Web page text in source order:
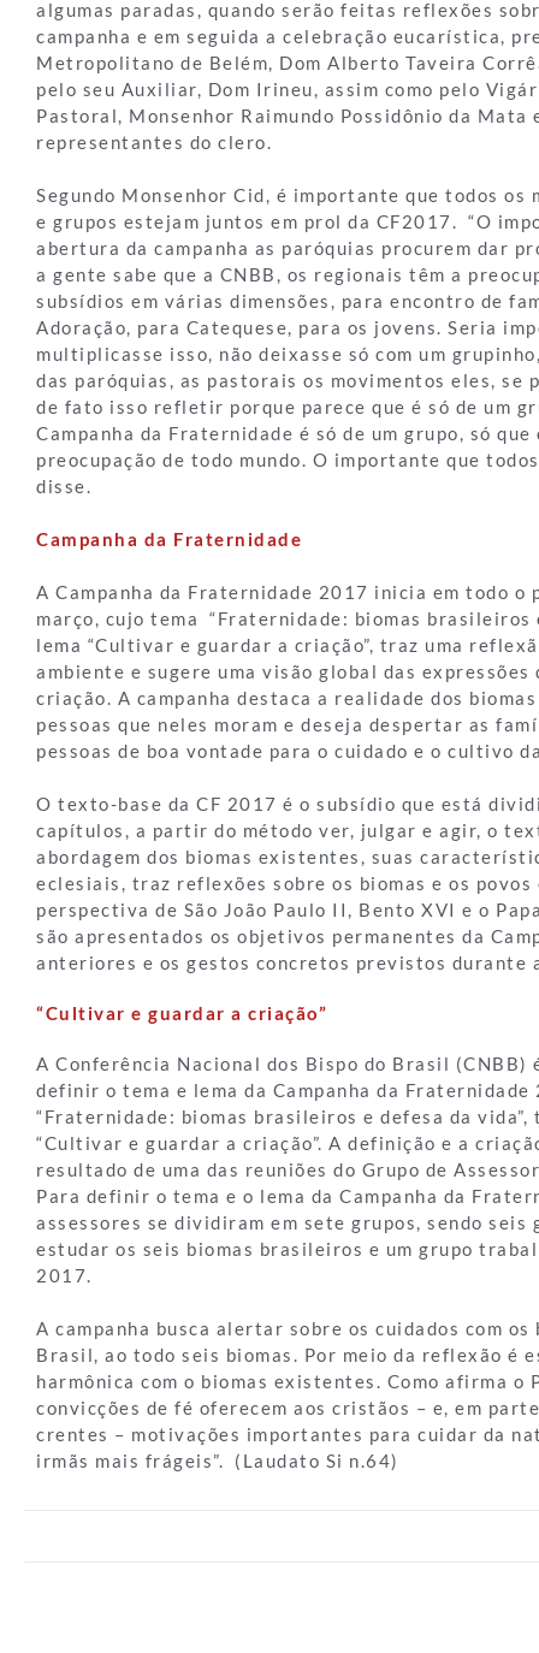
algumas paradas, quando serão feitas reflexões
campanha e em seguida a celebração eucarística,
Metropolitano de Belém, Dom Alberto Taveira
pelo seu Auxiliar, Dom Irineu, assim como pelo
Pastoral, Monsenhor Raimundo Possidônio da Mata
representantes do clero.
Segundo Monsenhor Cid, é importante que todos os
e grupos estejam juntos em prol da CF2017. “O
abertura da campanha as paróquias procurem dar
a gente sabe que a CNBB, os regionais têm a
subsídios em várias dimensões, para encontro de
Adoração, para Catequese, para os jovens. Seria
multiplicasse isso, não deixasse só com um
das paróquias, as pastorais os movimentos eles, se
de fato isso refletir porque parece que é só de um
Campanha da Fraternidade é só de um grupo, só que
preocupação de todo mundo. O importante que todos
disse.
Campanha da Fraternidade
A Campanha da Fraternidade 2017 inicia em todo o
março, cujo tema “Fraternidade: biomas brasileiros
lema “Cultivar e guardar a criação”, traz uma
ambiente e sugere uma visão global das expressões
criação. A campanha destaca a realidade dos
pessoas que neles moram e deseja despertar as
pessoas de boa vontade para o cuidado e o cultivo
O texto-base da CF 2017 é o subsídio que está
capítulos, a partir do método ver, julgar e agir, o
abordagem dos biomas existentes, suas
eclesiais, traz reflexões sobre os biomas e os
perspectiva de São João Paulo II, Bento XVI e o
são apresentados os objetivos permanentes da
anteriores e os gestos concretos previstos durante
“Cultivar e guardar a criação”
A Conferência Nacional dos Bispo do Brasil (CNBB)
definir o tema e lema da Campanha da Fraternidade
“Fraternidade: biomas brasileiros e defesa da vida”,
“Cultivar e guardar a criação”. A definição e a
resultado de uma das reuniões do Grupo de
Para definir o tema e o lema da Campanha da
assessores se dividiram em sete grupos, sendo seis
estudar os seis biomas brasileiros e um grupo
2017.
A campanha busca alertar sobre os cuidados com
Brasil, ao todo seis biomas. Por meio da reflexão é
harmônica com o biomas existentes. Como afirma o
convicções de fé oferecem aos cristãos – e, em
crentes – motivações importantes para cuidar da
irmãs mais frágeis”. (Laudato Si n.64)